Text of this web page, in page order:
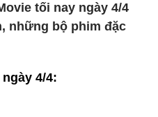
tối nay ngày 4/4
những bộ phim đặc
4/4: